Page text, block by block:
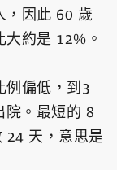
，因此 60 歲
約是 12%。
例偏低，到3
院。最短的 8
24 天，意思是